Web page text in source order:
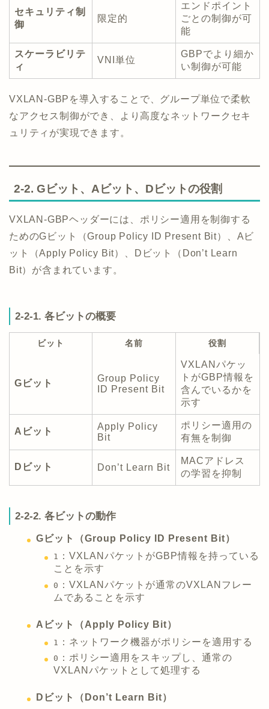
セキュリティ制
御
限定的
エンドポイント
ごとの制御が可
能
スケーラビリテ
ィ
VNI単位
GBPでより細か
い制御が可能
VXLAN-GBPを導入することで、グループ単位で柔軟
なアクセス制御ができ、より高度なネットワークセキ
ュリティが実現できます。
2-2. Gビット、Aビット、Dビットの役割
VXLAN-GBPヘッダーには、ポリシー適用を制御する
ためのGビット（Group Policy ID Present Bit）、Aビ
ット（Apply Policy Bit）、Dビット（Don’t Learn
Bit）が含まれています。
2-2-1. 各ビットの概要
ビット 名前 役割
Gビット
Group Policy
ID Present Bit
VXLANパケッ
トがGBP情報を
含んでいるかを
示す
Aビット
Apply Policy
Bit
ポリシー適用の
有無を制御
Dビット Don’t Learn Bit
MACアドレス
の学習を抑制
2-2-2. 各ビットの動作
Gビット（Group Policy ID Present Bit）
1 ：VXLANパケットがGBP情報を持っている
ことを示す
0 ：VXLANパケットが通常のVXLANフレー
ムであることを示す
Aビット（Apply Policy Bit）
1 ：ネットワーク機器がポリシーを適用する
0 ：ポリシー適用をスキップし、通常の
VXLANパケットとして処理する
Dビット（Don’t Learn Bit）